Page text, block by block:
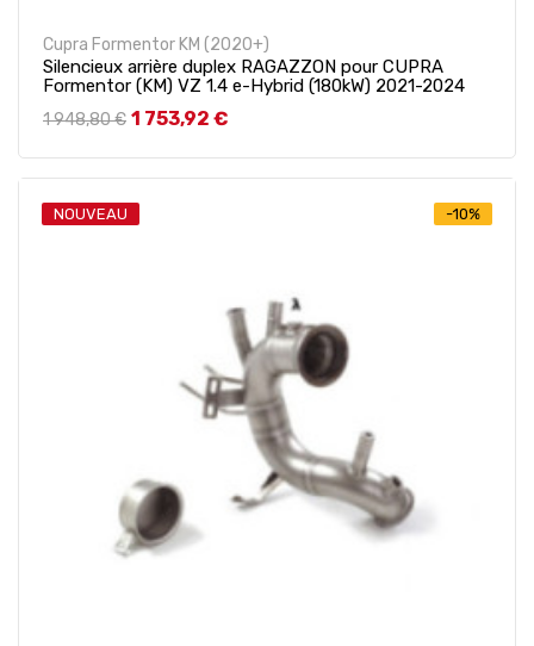
Cupra Formentor KM (2020+)
Silencieux arrière duplex RAGAZZON pour CUPRA
Formentor (KM) VZ 1.4 e-Hybrid (180kW) 2021-2024
Prix de base
1 948,80 € Prix
1 753,92 €
NOUVEAU -10%